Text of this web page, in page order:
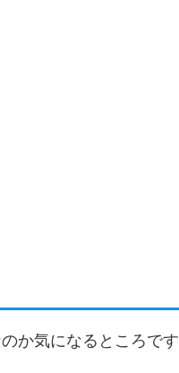
か気になるところです